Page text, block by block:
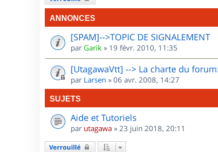
ANNONCES
[SPAM]-->TOPIC DE SIGNALEMENT
par Garik » 19 févr. 2010, 11:35
[UtagawaVtt] --> La charte du
par Larsen » 06 avr. 2008, 14:27
SUJETS
Aide et Tutoriels
par utagawa » 23 juin 2018, 20:11
Verrouillé